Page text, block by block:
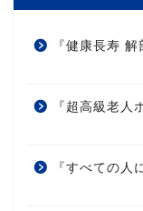
『健康長寿 解
『超高級老人
『すべての人